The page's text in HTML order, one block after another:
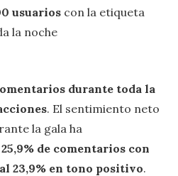
usuarios con la etiqueta
la noche
durante toda la
. El sentimiento neto
la gala ha
de comentarios con
23,9% en tono positivo.